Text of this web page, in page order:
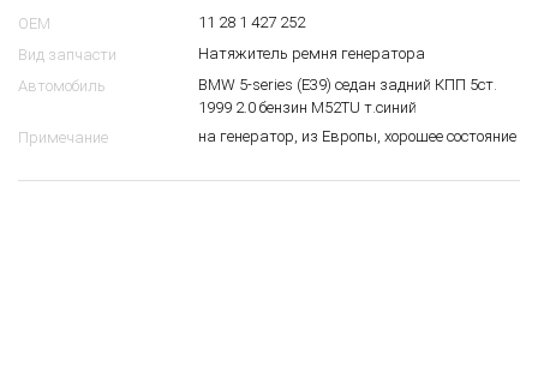
OEM
11 28 1 427 252
Вид запчасти
Натяжитель ремня генератора
Автомобиль
BMW 5-series (E39) седан задний КПП 5ст.
1999 2.0 бензин M52TU т.синий
Примечание
на генератор, из Европы, хорошее состояние